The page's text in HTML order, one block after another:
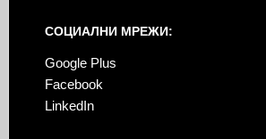
СОЦИАЛНИ МРЕЖИ:
Google Plus
Facebook
LinkedIn